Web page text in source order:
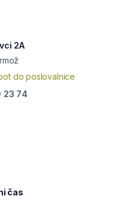
2A
do poslovalnice
23 74
čas